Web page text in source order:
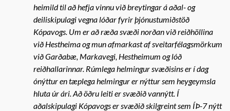
heimild til að hefja vinnu við breytingar á aðal- og
deiliskipulagi vegna lóðar fyrir þjónustumiðstöð
Kópavogs. Um er að ræða svæði norðan við reiðhöllina
við Hestheima og mun afmarkast af sveitarfélagsmörkum
við Garðabæ, Markavegi, Hestheimum og lóð
reiðhallarinnar. Rúmlega helmingur svæðisins er í dag
ónýttur en tæplega helmingur er nýttur sem heygeymsla
hluta úr ári. Að öðru leiti er svæðið vannýtt. Í
aðalskipulagi Kópavogs er svæðið skilgreint sem ÍÞ-7 nýtt